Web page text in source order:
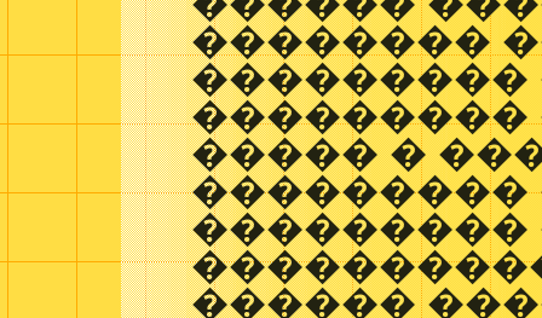
��������
���������
���������
����� �
���������
���������
������